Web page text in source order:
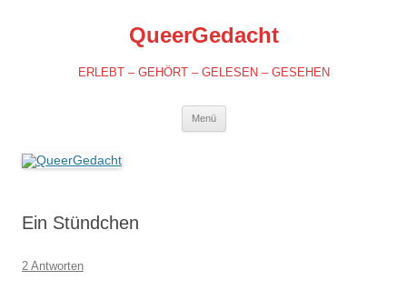
QueerGedacht
ERLEBT – GEHÖRT – GELESEN – GESEHEN
Menü
Ein Stündchen
2 Antworten